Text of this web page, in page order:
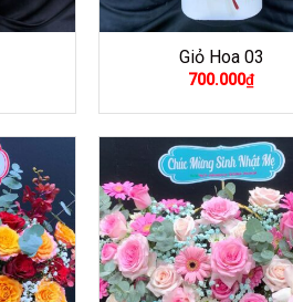
Giỏ Hoa 03
700.000₫